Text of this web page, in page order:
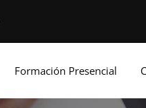
Formación Presencial